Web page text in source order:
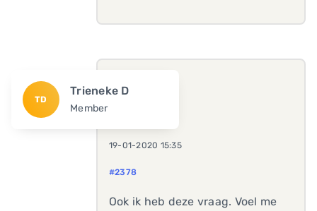
TD
Trieneke D
Member
19-01-2020 15:35
#2378
Ook ik heb deze vraag. Voel me